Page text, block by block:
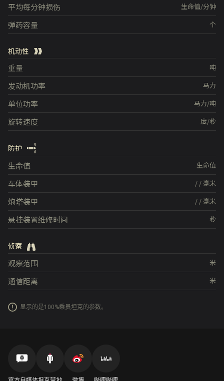
生命值/分钟
平均每分钟损伤
个
弹药容量
机动性
吨
重量
马力
发动机功率
马力/吨
单位功率
度/秒
旋转速度
防护
生命值
生命值
/ / 毫米
车体装甲
/ / 毫米
炮塔装甲
秒
悬挂装置维修时间
侦察
米
观察范围
米
通信距离
显示的是100%乘员坦克的参数。